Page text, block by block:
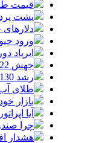
قیمت طلای 18عیار امروز 14مرداد 1405/ افزایش
پشت پرده نوسان ۴۴
ورود
ایرپاد
جهش 122 هزار واحدی شاخص بورس؛ ورود یک همت پول حقیقی در آغاز معاملات
رشد 130 هزار واحدی بورس با ورود 6 همت پول حقیقی/ صف خرید 700 نماد
طلای
بازار خودرو
آیا
چرا
هشدار